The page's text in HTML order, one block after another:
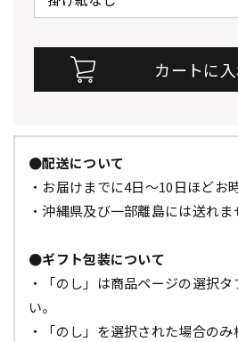
●配送について
・お届けまでに4日～10日ほどお
・沖縄県及び一部離島には送れま
●ギフト包装について
・「のし」は商品ページの選択
い。
・「のし」を選択された場合の